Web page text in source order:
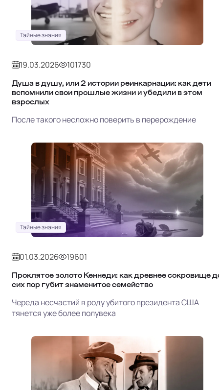
Тайные знания
19.03.2026 101730
Душа в душу, или 2 истории реинкарнации: как дети
вспомнили свои прошлые жизни и убедили в этом
взрослых
После такого несложно поверить в перерождение
Тайные знания
01.03.2026 19601
Проклятое золото Кеннеди: как древнее сокровище
сих пор губит знаменитое семейство
Череда несчастий в роду убитого президента США
тянется уже более полувека